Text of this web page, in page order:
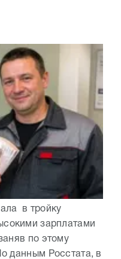
в тройку
зарплатами
по этому
данным Росстата, в